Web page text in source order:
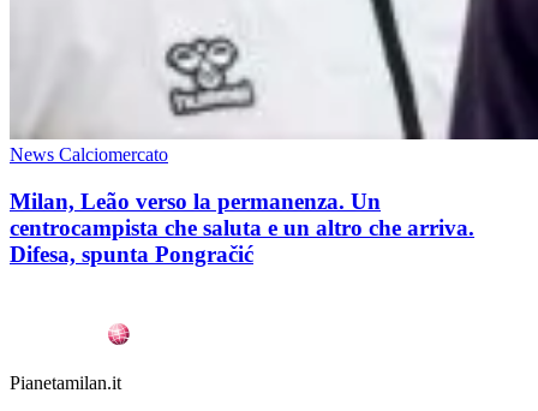
News Calciomercato
Milan, Leão verso la permanenza. Un
centrocampista che saluta e un altro che arriva.
Difesa, spunta Pongračić
Pianetamilan.it